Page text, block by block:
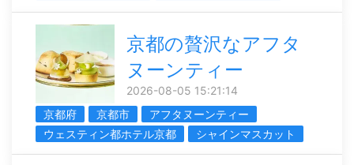
京都の贅沢なアフタ
ヌーンティー
2026-08-05 15:21:14
京都府
京都市
アフタヌーンティー
ウェスティン都ホテル京都
シャインマスカット